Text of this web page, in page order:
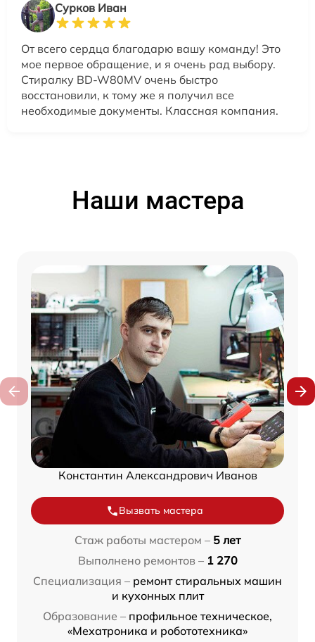
Сурков Иван
От всего сердца благодарю вашу команду! Это
мое первое обращение, и я очень рад выбору.
Стиралку BD-W80MV очень быстро
восстановили, к тому же я получил все
необходимые документы. Классная компания.
Наши мастера
Константин Александрович Иванов
Вызвать мастера
Стаж работы мастером – 5 лет
Выполнено ремонтов – 1 270
Специализация – ремонт стиральных машин
и кухонных плит
Образование – профильное техническое,
«Мехатроника и робототехника»